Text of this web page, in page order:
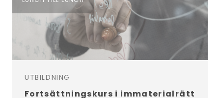
UTBILDNING
Fortsättningskurs i immaterialrätt